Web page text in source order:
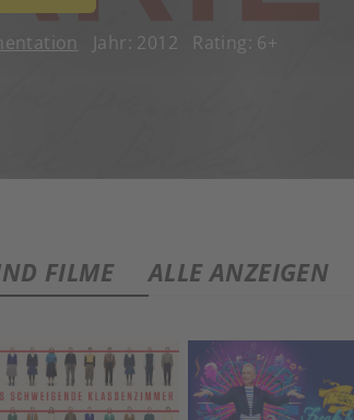
Jahr: 2012 Rating: 6+
FILME ALLE ANZEIGEN